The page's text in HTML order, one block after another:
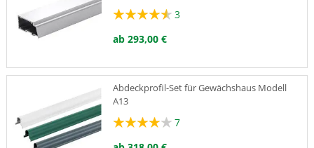
3
ab 293,00 €
Abdeckprofil-Set für Gewächshaus Modell
A13
7